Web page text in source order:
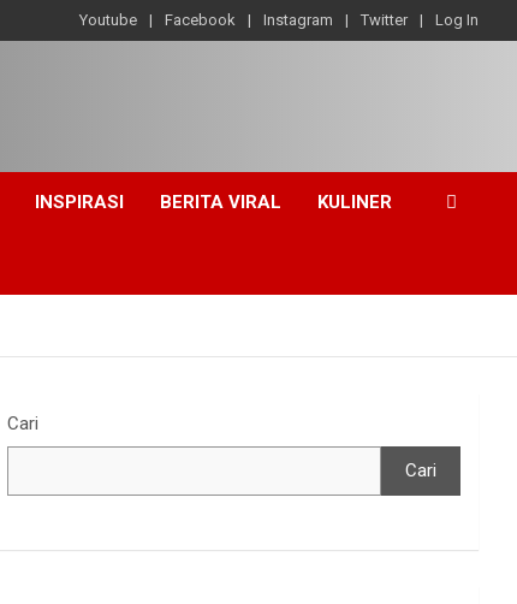
Youtube Facebook Instagram Twitter Log In
INSPIRASI BERITA VIRAL KULINER
Cari
Cari